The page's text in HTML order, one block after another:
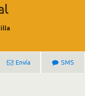
Envía SMS